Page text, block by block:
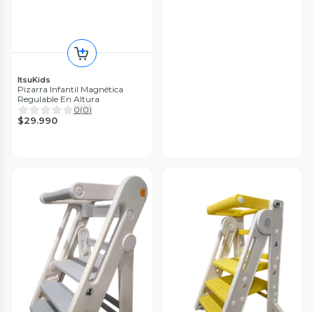
ItsuKids
Pizarra Infantil Magnética
Regulable En Altura
0(0)
$29.990